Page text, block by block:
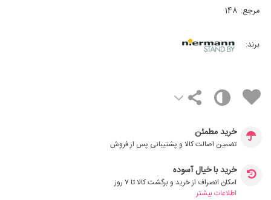
مرجع: 148
برند:
خرید مطمئن
تضمین اصالت کالا و پشتیبانی پس از فروش
خرید با خیال آسوده
امکان انصراف از خرید و برگشت کالا تا ۷ روز
اطلاعات بیشتر